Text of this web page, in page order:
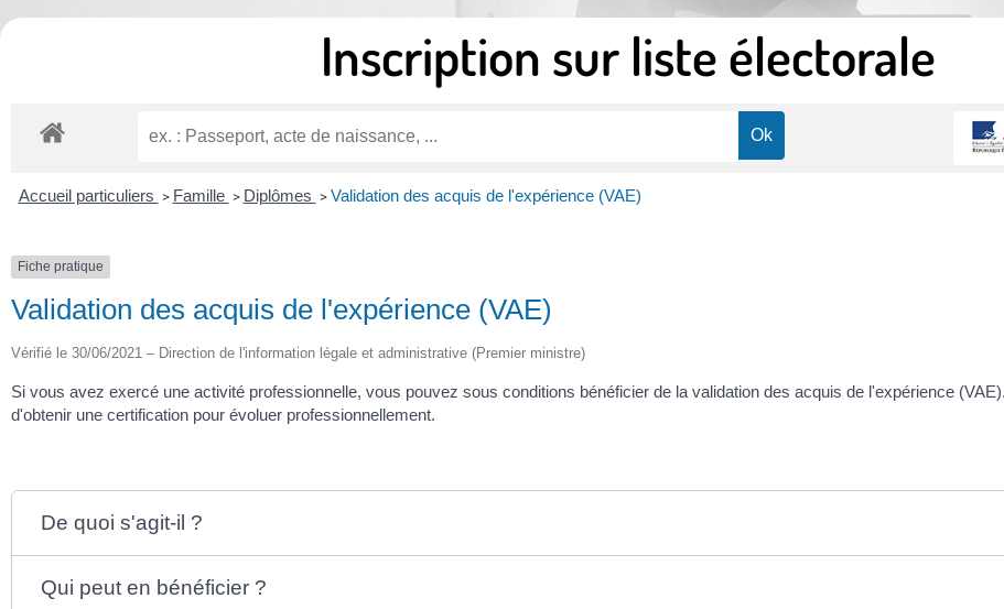
Inscription sur liste électorale
Accueil particuliers > Famille > Diplômes > Validation des acquis de l'expérience (VAE)
Fiche pratique
Validation des acquis de l'expérience (VAE)
Vérifié le 30/06/2021 – Direction de l'information légale et administrative (Premier ministre)
Si vous avez exercé une activité professionnelle, vous pouvez sous conditions bénéficier de la validation des acquis de l'expérience
d'obtenir une certification pour évoluer professionnellement.
De quoi s'agit-il ?
Qui peut en bénéficier ?